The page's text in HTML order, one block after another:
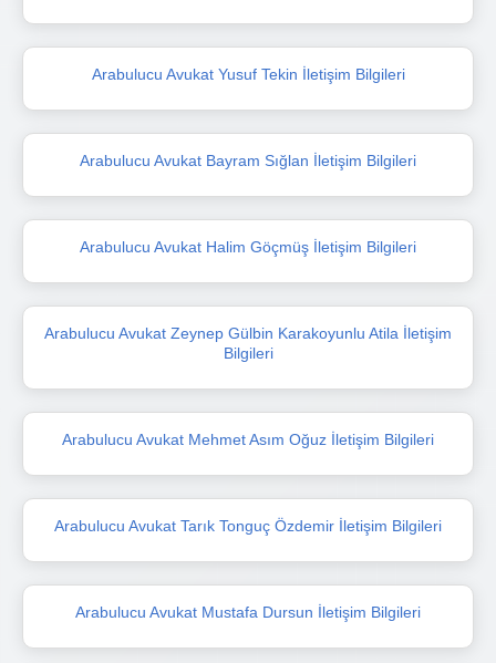
Arabulucu Avukat Yusuf Tekin İletişim Bilgileri
Arabulucu Avukat Bayram Sığlan İletişim Bilgileri
Arabulucu Avukat Halim Göçmüş İletişim Bilgileri
Arabulucu Avukat Zeynep Gülbin Karakoyunlu Atila İletişim
Bilgileri
Arabulucu Avukat Mehmet Asım Oğuz İletişim Bilgileri
Arabulucu Avukat Tarık Tonguç Özdemir İletişim Bilgileri
Arabulucu Avukat Mustafa Dursun İletişim Bilgileri